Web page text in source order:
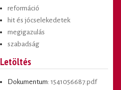
reformáció
hit és jócselekedetek
megigazulás
szabadság
Letöltés
Dokumentum: 1541056687.pdf